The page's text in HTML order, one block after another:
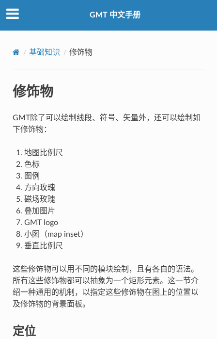
GMT 中文手册
基础知识 修饰物
修饰物
GMT除了可以绘制线段、符号、矢量外，还可以绘制如
下修饰物：
地图比例尺
色标
图例
方向玫瑰
磁场玫瑰
叠加图片
GMT logo
小图（map inset）
垂直比例尺
这些修饰物可以用不同的模块绘制，且有各自的语法。
所有这些修饰物都可以抽象为一个矩形元素。这一节介
绍一种通用的机制，以指定这些修饰物在图上的位置以
及修饰物的背景面板。
定位